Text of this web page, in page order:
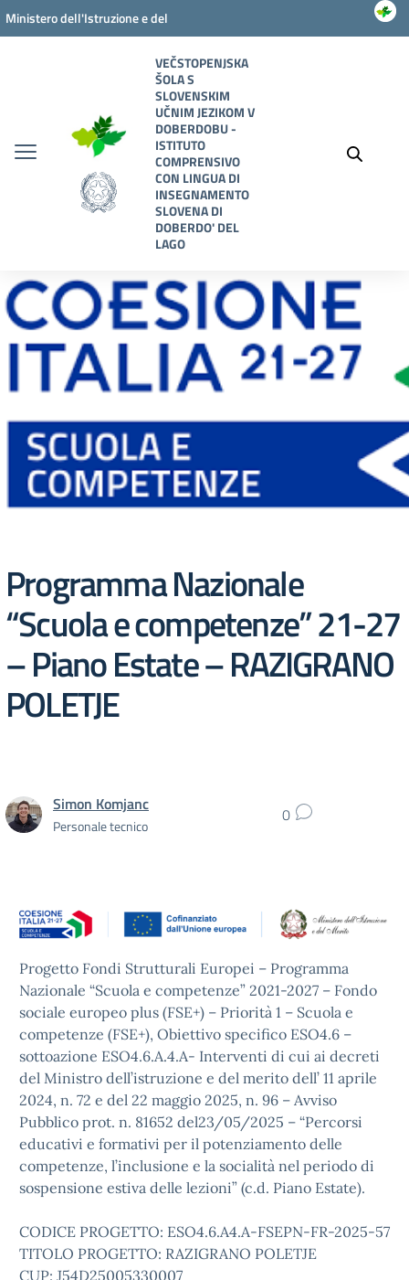
Vai ai contenuti
Vai al menu di navigazione
Vai al footer
Ministero dell'Istruzione e del
VEČSTOPENJSKA
ŠOLA S
SLOVENSKIM
UČNIM JEZIKOM V
DOBERDOBU -
ISTITUTO
COMPRENSIVO
CON LINGUA DI
INSEGNAMENTO
SLOVENA DI
DOBERDO' DEL
LAGO
Programma Nazionale
“Scuola e competenze” 21-27
– Piano Estate – RAZIGRANO
POLETJE
Simon Komjanc
Personale tecnico 0
Progetto Fondi Strutturali Europei – Programma
Nazionale “Scuola e competenze” 2021-2027 – Fondo
sociale europeo plus (FSE+) – Priorità 1 – Scuola e
competenze (FSE+), Obiettivo specifico ESO4.6 –
sottoazione ESO4.6.A.4.A- Interventi di cui ai decreti
del Ministro dell’istruzione e del merito dell’ 11 aprile
2024, n. 72 e del 22 maggio 2025, n. 96 – Avviso
Pubblico prot. n. 81652 del23/05/2025 – “Percorsi
educativi e formativi per il potenziamento delle
competenze, l’inclusione e la socialità nel periodo di
sospensione estiva delle lezioni” (c.d. Piano Estate).
CODICE PROGETTO: ESO4.6.A4.A-FSEPN-FR-2025-57
TITOLO PROGETTO: RAZIGRANO POLETJE
CUP: J54D25005330007